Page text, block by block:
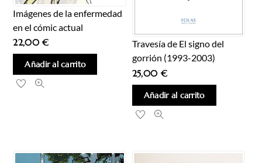
Imágenes de la enfermedad
en el cómic actual
22,00€
Añadir al carrito
Travesía de El signo del
gorrión (1993-2003)
25,00 €
Añadir al carrito